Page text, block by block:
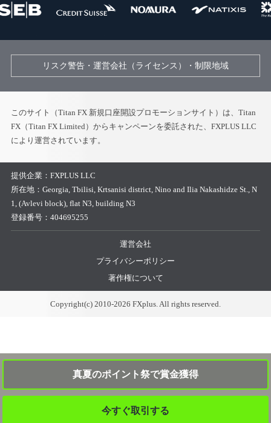
真夏のポイント祭で賞金獲得
今すぐ取引する
リスク警告・運営会社（ライセンス）・制限地域
このサイト（Titan FX 新規口座開設プロモーションサイト）は、Titan
FX（Titan FX Limited）からキャンペーンを委託された、FXPLUS LLC
により運営されています。
提供企業： FXPLUS LLC
所在地： Georgia, Tbilisi, Krtsanisi district, Nino and Ilia Nakashidze St., N
1, (Avlevi block), flat N3, building N3
登録番号： 404695255
運営会社
プライバシーポリシー
著作権について
Copyright(c) 2010-2026 FXplus. All rights reserved.